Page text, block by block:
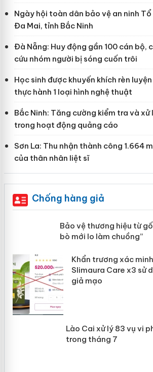
Ngày hội toàn dân bảo vệ an ninh
Đa Mai, tỉnh Bắc Ninh
Đà Nẵng: Huy động gần 100 cán bộ,
cứu nhóm người bị sóng cuốn trôi
Học sinh được khuyến khích rèn
thực hành 1 loại hình nghệ thuật
Bắc Ninh: Tăng cường kiểm tra và
trong hoạt động quảng cáo
Sơn La: Thu nhận thành công 1.664
của thân nhân liệt sĩ
Chống hàng giả
Bảo vệ thương hiệu
“mất bò mới lo làm